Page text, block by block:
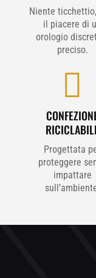
Niente
il piacere di
orologio
preciso.

Progettata
proteggere
impattare